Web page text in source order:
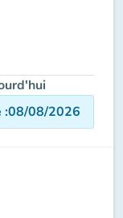
:08/08/2026